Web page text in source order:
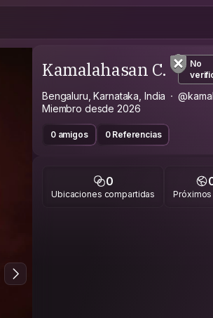
Kamalahasan C.
No
Bengaluru, Karnataka, India
Miembro desde 2026
0 amigos 0 Referencias
0
Ubicaciones compartidas